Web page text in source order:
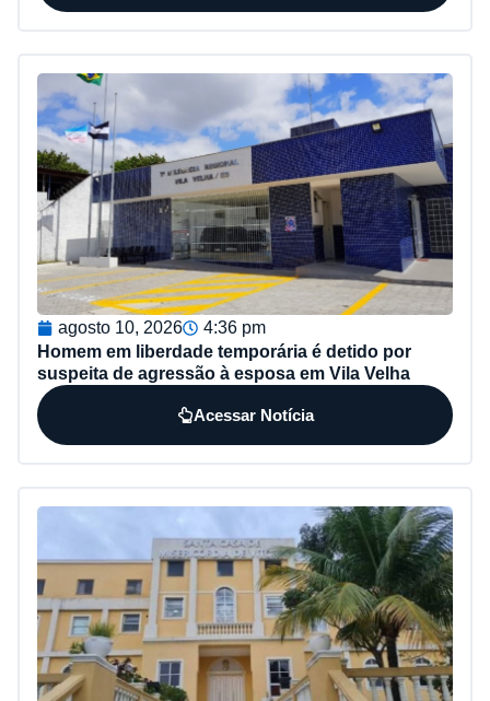
agosto 10, 2026
4:36 pm
Homem em liberdade temporária é detido por
suspeita de agressão à esposa em Vila Velha
Acessar Notícia